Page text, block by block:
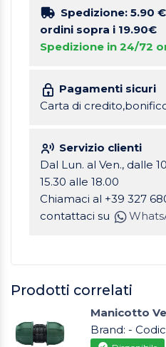
Spedizione: 5.90 €
ordini sopra i 19.90€
Spedizione in 24/72
Pagamenti sicuri
Carta di
Servizio clienti
Dal Lun. al Ven., dalle
15.30 alle 18.00
Chiamaci al +39 327
contattaci su
Prodotti correlati
Manicotto
Brand: -